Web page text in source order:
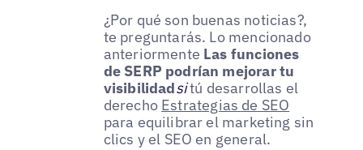
¿Por qué son buenas noticias?,
te preguntarás. Lo mencionado
anteriormente Las funciones
de SERP podrían mejorar tu
visibilidadsitú desarrollas el
derecho Estrategias de SEO
para equilibrar el marketing sin
clics y el SEO en general.